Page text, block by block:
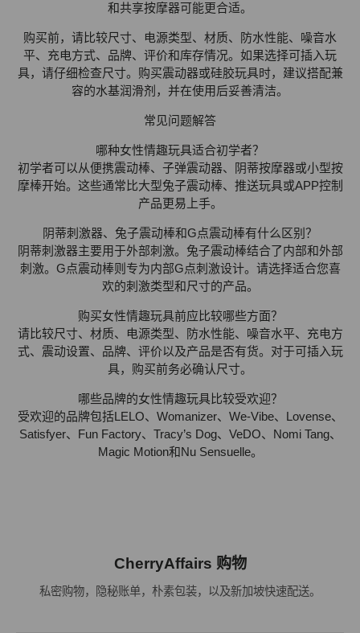
和共享按摩器可能更合适。
购买前，请比较尺寸、电源类型、材质、防水性能、噪音水
平、充电方式、品牌、评价和库存情况。如果选择可插入玩
具，请仔细检查尺寸。购买震动器或硅胶玩具时，建议搭配兼
容的水基润滑剂，并在使用后妥善清洁。
常见问题解答
哪种女性情趣玩具适合初学者？
初学者可以从便携震动棒、子弹震动器、阴蒂按摩器或小型按
摩棒开始。这些通常比大型兔子震动棒、推送玩具或APP控制
产品更易上手。
阴蒂刺激器、兔子震动棒和G点震动棒有什么区别？
阴蒂刺激器主要用于外部刺激。兔子震动棒结合了内部和外部
刺激。G点震动棒则专为内部G点刺激设计。请选择适合您喜
欢的刺激类型和尺寸的产品。
购买女性情趣玩具前应比较哪些方面？
请比较尺寸、材质、电源类型、防水性能、噪音水平、充电方
式、震动设置、品牌、评价以及产品是否有货。对于可插入玩
具，购买前务必确认尺寸。
哪些品牌的女性情趣玩具比较受欢迎？
受欢迎的品牌包括LELO、Womanizer、We-Vibe、Lovense、
Satisfyer、Fun Factory、Tracy’s Dog、VeDO、Nomi Tang、
Magic Motion和Nu Sensuelle。
CherryAffairs 购物
私密购物，隐秘账单，朴素包装，以及新加坡快速配送。